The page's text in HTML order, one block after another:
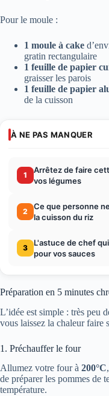
Pour le moule :
1 moule à cake
gratin rectangulaire
1 feuille de papier
graisser les parois
1 feuille de papier
de la cuisson
À NE PAS MANQUER
1
Arrêtez de faire
vos légumes
2
Ce que personne
la cuisson du riz
3
L'astuce de chef
pour vos sauces
Préparation en 5 minutes
L’idée est simple : très peu
vous laissez la chaleur faire
1. Préchauffer le four
Allumez votre four à 200°C
de préparer les pommes de
température.